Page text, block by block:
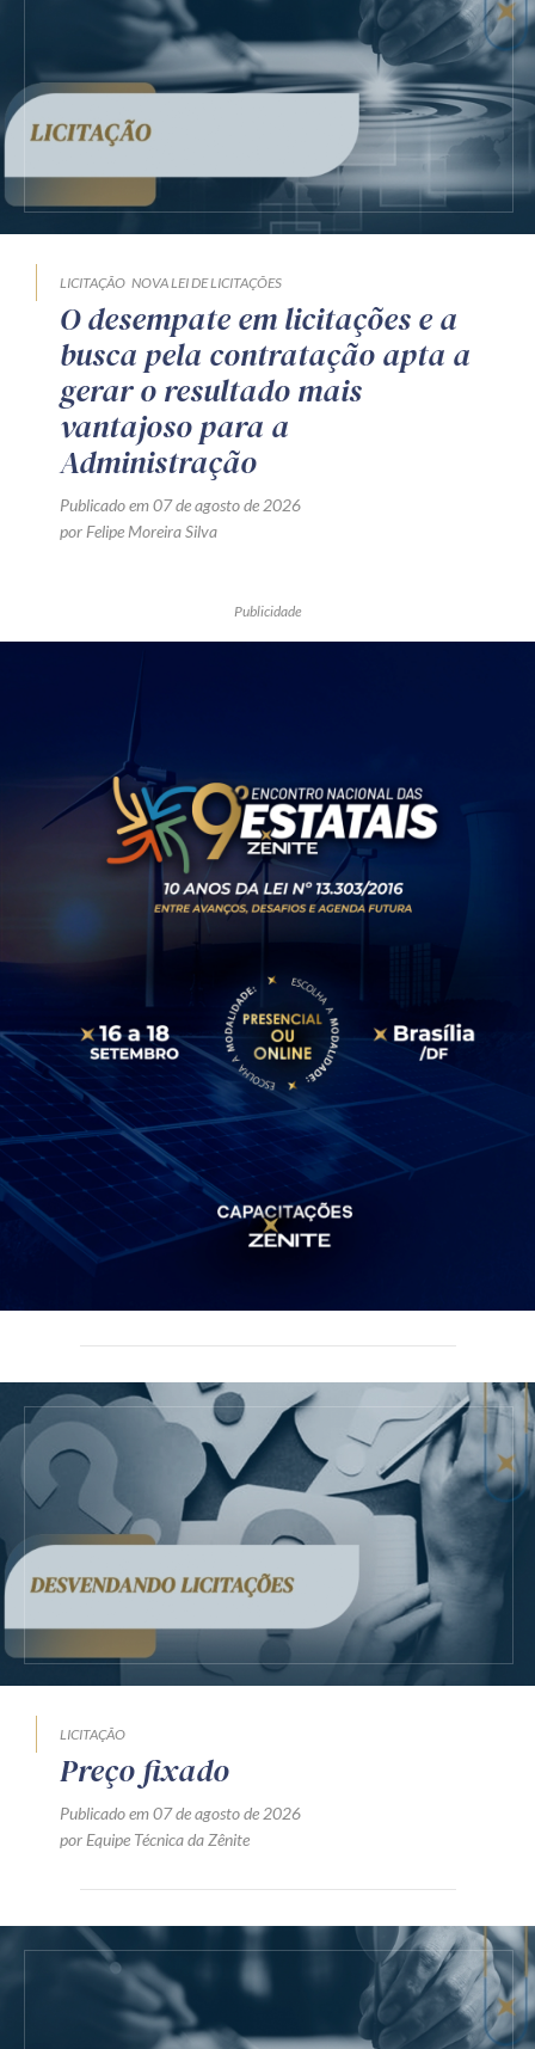
LICITAÇÃO NOVA LEI DE LICITAÇÕES
O desempate em licitações e a
busca pela contratação apta a
gerar o resultado mais
vantajoso para a
Administração
Publicado em 07 de agosto de 2026
por Felipe Moreira Silva
Publicidade
LICITAÇÃO
Preço fixado
Publicado em 07 de agosto de 2026
por Equipe Técnica da Zênite